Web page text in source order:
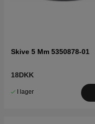
Skive 5 Mm 5350878-01
18DKK
I lager